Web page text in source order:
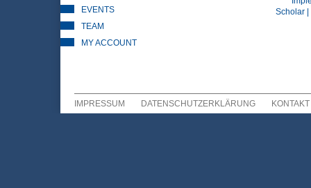
Scholar |
EVENTS
TEAM
MY ACCOUNT
IMPRESSUM DATENSCHUTZERKLÄRUNG KONTAKT